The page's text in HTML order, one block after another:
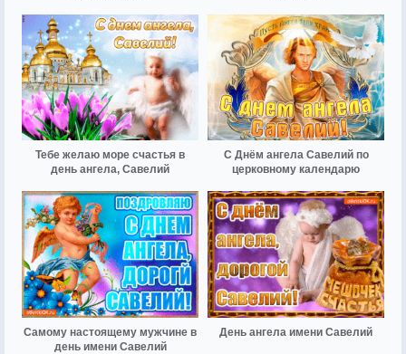
Тебе желаю море счастья в
день ангела, Савелий
С Днём ангела Савелий по
церковному календарю
Самому настоящему мужчине в
день имени Савелий
День ангела имени Савелий